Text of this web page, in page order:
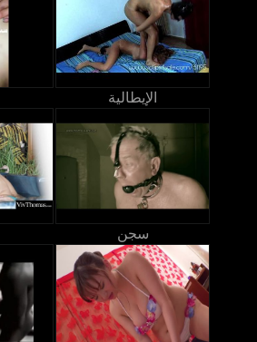
الإيطالية
سجن